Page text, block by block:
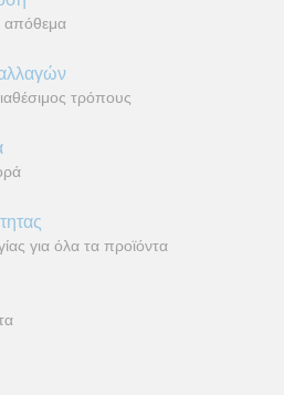
απόθεμα
τρόπους
για όλα τα προϊόντα